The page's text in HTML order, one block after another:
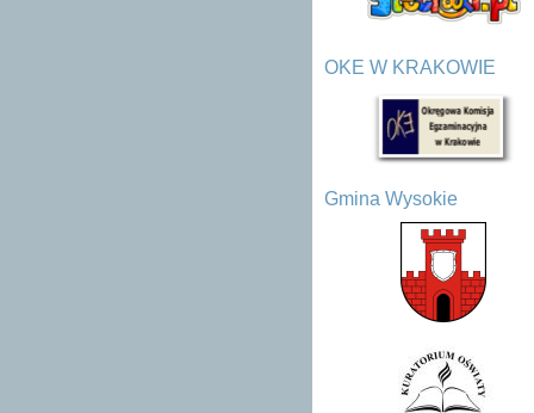
OKE W KRAKOWIE
Gmina Wysokie